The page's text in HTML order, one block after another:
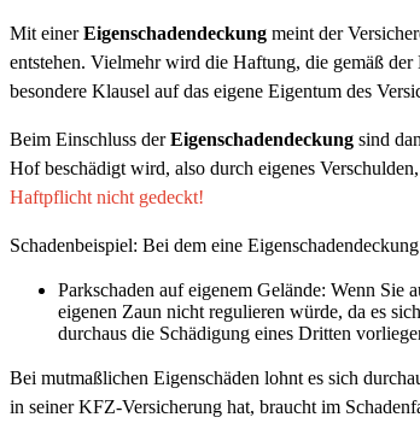
Mit einerEigenschadendeckung meint der
entstehen. Vielmehr wird die Haftung, die gemäß
besondere Klausel auf das eigene Eigentum des
Beim Einschluss derEigenschadendeckung sind
Hof beschädigt wird, also durch eigenes
Haftpflicht nicht gedeckt!
Schadenbeispiel: Bei dem eine
Parkschaden auf eigenem Gelände: Wenn
eigenen Zaun nicht regulieren würde, da es
durchaus die Schädigung eines Dritten
Bei mutmaßlichen Eigenschäden lohnt es sich
in seiner KFZ-Versicherung hat, braucht im